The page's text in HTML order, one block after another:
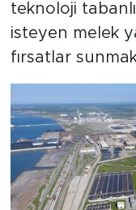
teknoloji
isteyen melek
fırsatlar